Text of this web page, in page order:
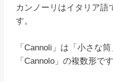
カンノーリはイタリア語
す。
「Cannoli」は「小さな
「Cannolo」の複数形です